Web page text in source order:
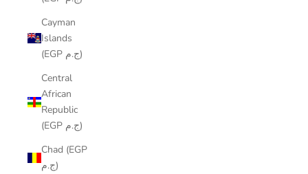
Cayman
Islands
(EGP ج.م)
Central
African
Republic
(EGP ج.م)
Chad (EGP
ج.م)